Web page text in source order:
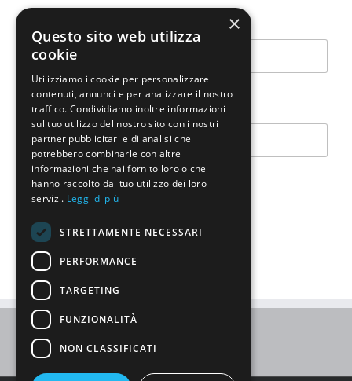
*
m
Company*
Submit
×
Questo sito web utilizza
cookie
Utilizziamo i cookie per personalizzare
contenuti, annunci e per analizzare il nostro
traffico. Condividiamo inoltre informazioni
sul tuo utilizzo del nostro sito con i nostri
partner pubblicitari e di analisi che
potrebbero combinarle con altre
informazioni che hai fornito loro o che
hanno raccolto dal tuo utilizzo dei loro
servizi. Leggi di più
STRETTAMENTE NECESSARI
PERFORMANCE
TARGETING
FUNZIONALITÀ
NON CLASSIFICATI